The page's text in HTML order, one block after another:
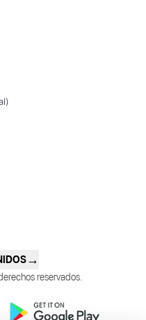
→
reservados.